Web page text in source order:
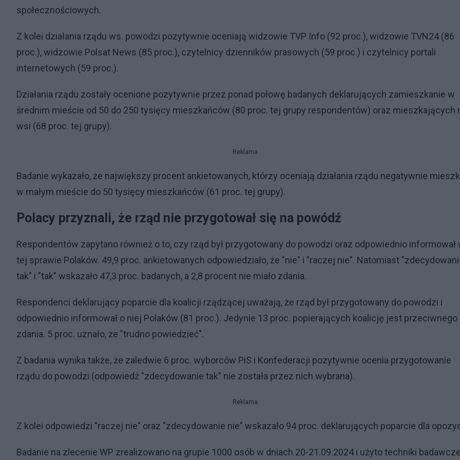
społecznościowych.
Z kolei działania rządu ws. powodzi pozytywnie oceniają widzowie TVP Info (92 proc.), widzowie TVN24 (86
proc.), widzowie Polsat News (85 proc.), czytelnicy dzienników prasowych (59 proc.) i czytelnicy portali
internetowych (59 proc.).
Działania rządu zostały ocenione pozytywnie przez ponad połowę badanych deklarujących zamieszkanie w
średnim mieście od 50 do 250 tysięcy mieszkańców (80 proc. tej grupy respondentów) oraz mieszkających
wsi (68 proc. tej grupy).
Reklama
Badanie wykazało, że największy procent ankietowanych, którzy oceniają działania rządu negatywnie
w małym mieście do 50 tysięcy mieszkańców (61 proc. tej grupy).
Polacy przyznali, że rząd nie przygotował się na powódź
Respondentów zapytano również o to, czy rząd był przygotowany do powodzi oraz odpowiednio informował
tej sprawie Polaków. 49,9 proc. ankietowanych odpowiedziało, że "nie" i "raczej nie". Natomiast
tak" i "tak" wskazało 47,3 proc. badanych, a 2,8 procent nie miało zdania.
Respondenci deklarujący poparcie dla koalicji rządzącej uważają, że rząd był przygotowany do powodzi i
odpowiednio informował o niej Polaków (81 proc.). Jedynie 13 proc. popierających koalicję jest przeciwnego
zdania. 5 proc. uznało, że "trudno powiedzieć".
Z badania wynika także, że zaledwie 6 proc. wyborców PiS i Konfederacji pozytywnie ocenia przygotowanie
rządu do powodzi (odpowiedź "zdecydowanie tak" nie została przez nich wybrana).
Reklama
Z kolei odpowiedzi "raczej nie" oraz "zdecydowanie nie" wskazało 94 proc. deklarujących poparcie dla
Badanie na zlecenie WP zrealizowano na grupie 1000 osób w dniach 20-21.09.2024 i użyto techniki